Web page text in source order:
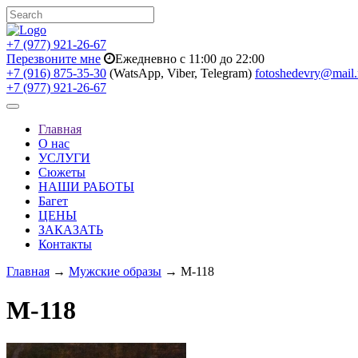
+7 (977) 921-26-67
Перезвоните мне
Ежедневно с 11:00 до 22:00
+7 (916) 875-35-30 (WatsApp, Viber, Telegram)
+7 (977) 921-26-67
Toggle
navigationГлавная
О нас
УСЛУГИ
Сюжеты
НАШИ РАБОТЫ
Багет
ЦЕНЫ
ЗАКАЗАТЬ
Контакты
Главная → Мужские образы → M-118
M-118